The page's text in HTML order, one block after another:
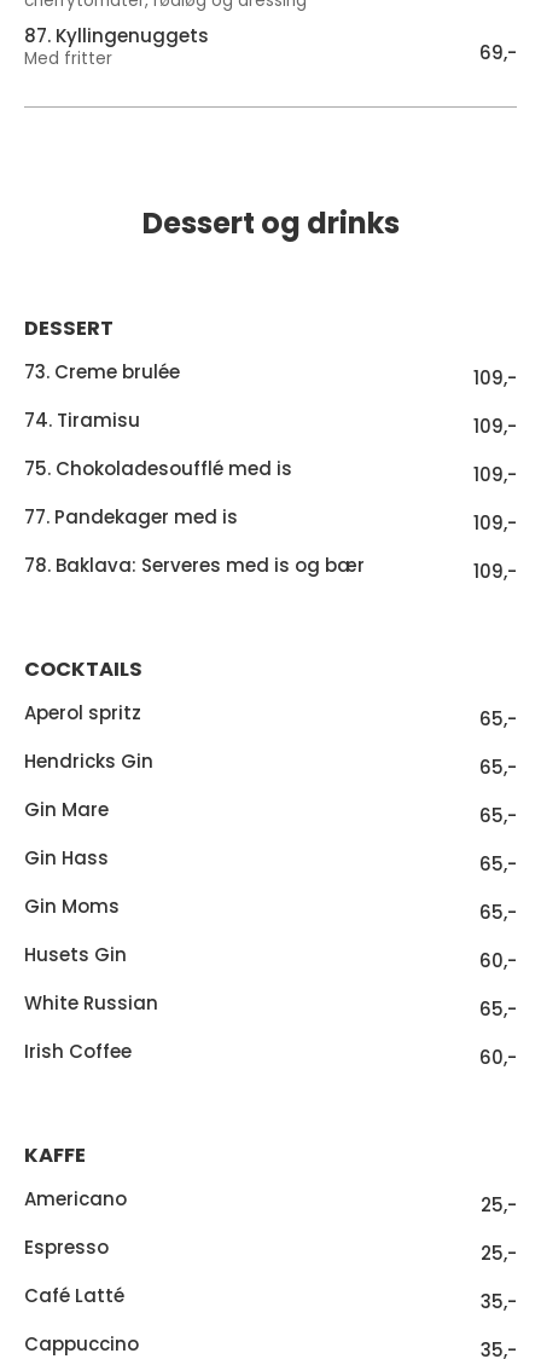
87. Kyllingenuggets
Med fritter 69,-
Dessert og drinks
DESSERT
73. Creme brulée
109,-
74. Tiramisu
109,-
75. Chokoladesoufflé med is
109,-
77. Pandekager med is
109,-
78. Baklava: Serveres med is og bær
109,-
COCKTAILS
Aperol spritz
65,-
Hendricks Gin
65,-
Gin Mare
65,-
Gin Hass
65,-
Gin Moms
65,-
Husets Gin
60,-
White Russian
65,-
Irish Coffee
60,-
KAFFE
Americano
25,-
Espresso
25,-
Café Latté
35,-
Cappuccino
35,-